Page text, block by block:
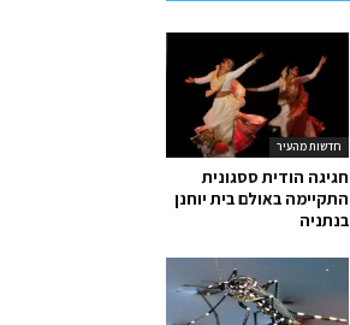
חדשות מהעיר
חגיגה הודית ססגונית
התקיימה באולם בית יוחנן
בנתניה